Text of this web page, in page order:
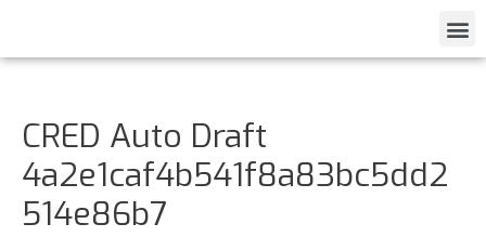
CRED Auto Draft
4a2e1caf4b541f8a83bc5dd2
514e86b7